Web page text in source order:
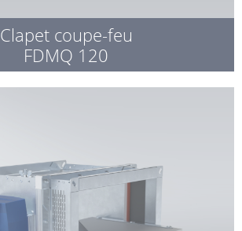
Clapet coupe-feu
FDMQ 120